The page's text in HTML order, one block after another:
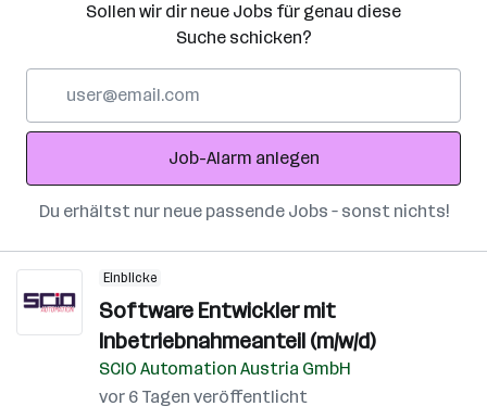
Sollen wir dir neue Jobs für genau diese
Suche schicken?
Adresse
Job-Alarm anlegen
Du erhältst nur neue passende Jobs – sonst nichts!
Einblicke
Software Entwickler mit
Inbetriebnahmeanteil (m/w/d)
SCIO Automation Austria GmbH
vor 6 Tagen veröffentlicht